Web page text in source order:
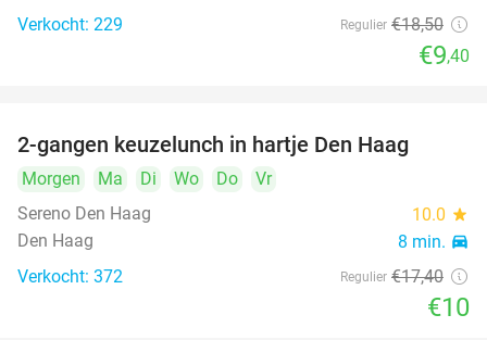
Verkocht: 229 Regulier €18,50
€9,40
2-gangen keuzelunch in hartje Den Haag
Morgen Ma Di Wo Do
Vr
Sereno Den Haag
10.0 star
Den Haag 8 min. directions_car
Verkocht: 372 Regulier €17,40
€10